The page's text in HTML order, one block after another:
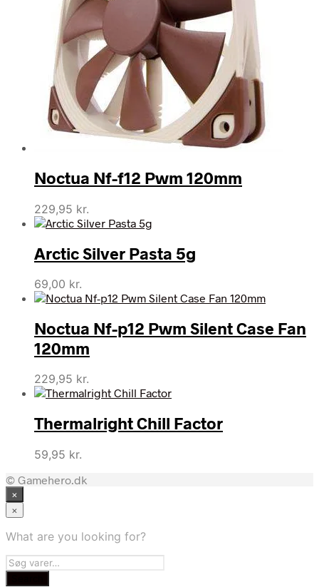
Noctua Nf-f12 Pwm 120mm
229,95 kr.
Arctic Silver Pasta 5g
69,00 kr.
Noctua Nf-p12 Pwm Silent Case Fan
120mm
229,95 kr.
Thermalright Chill Factor
59,95 kr.
© Gamehero.dk
×
×
What are you looking for?